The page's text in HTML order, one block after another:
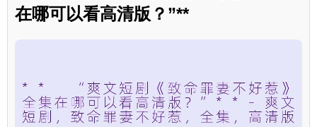
在哪可以看高清版？”**